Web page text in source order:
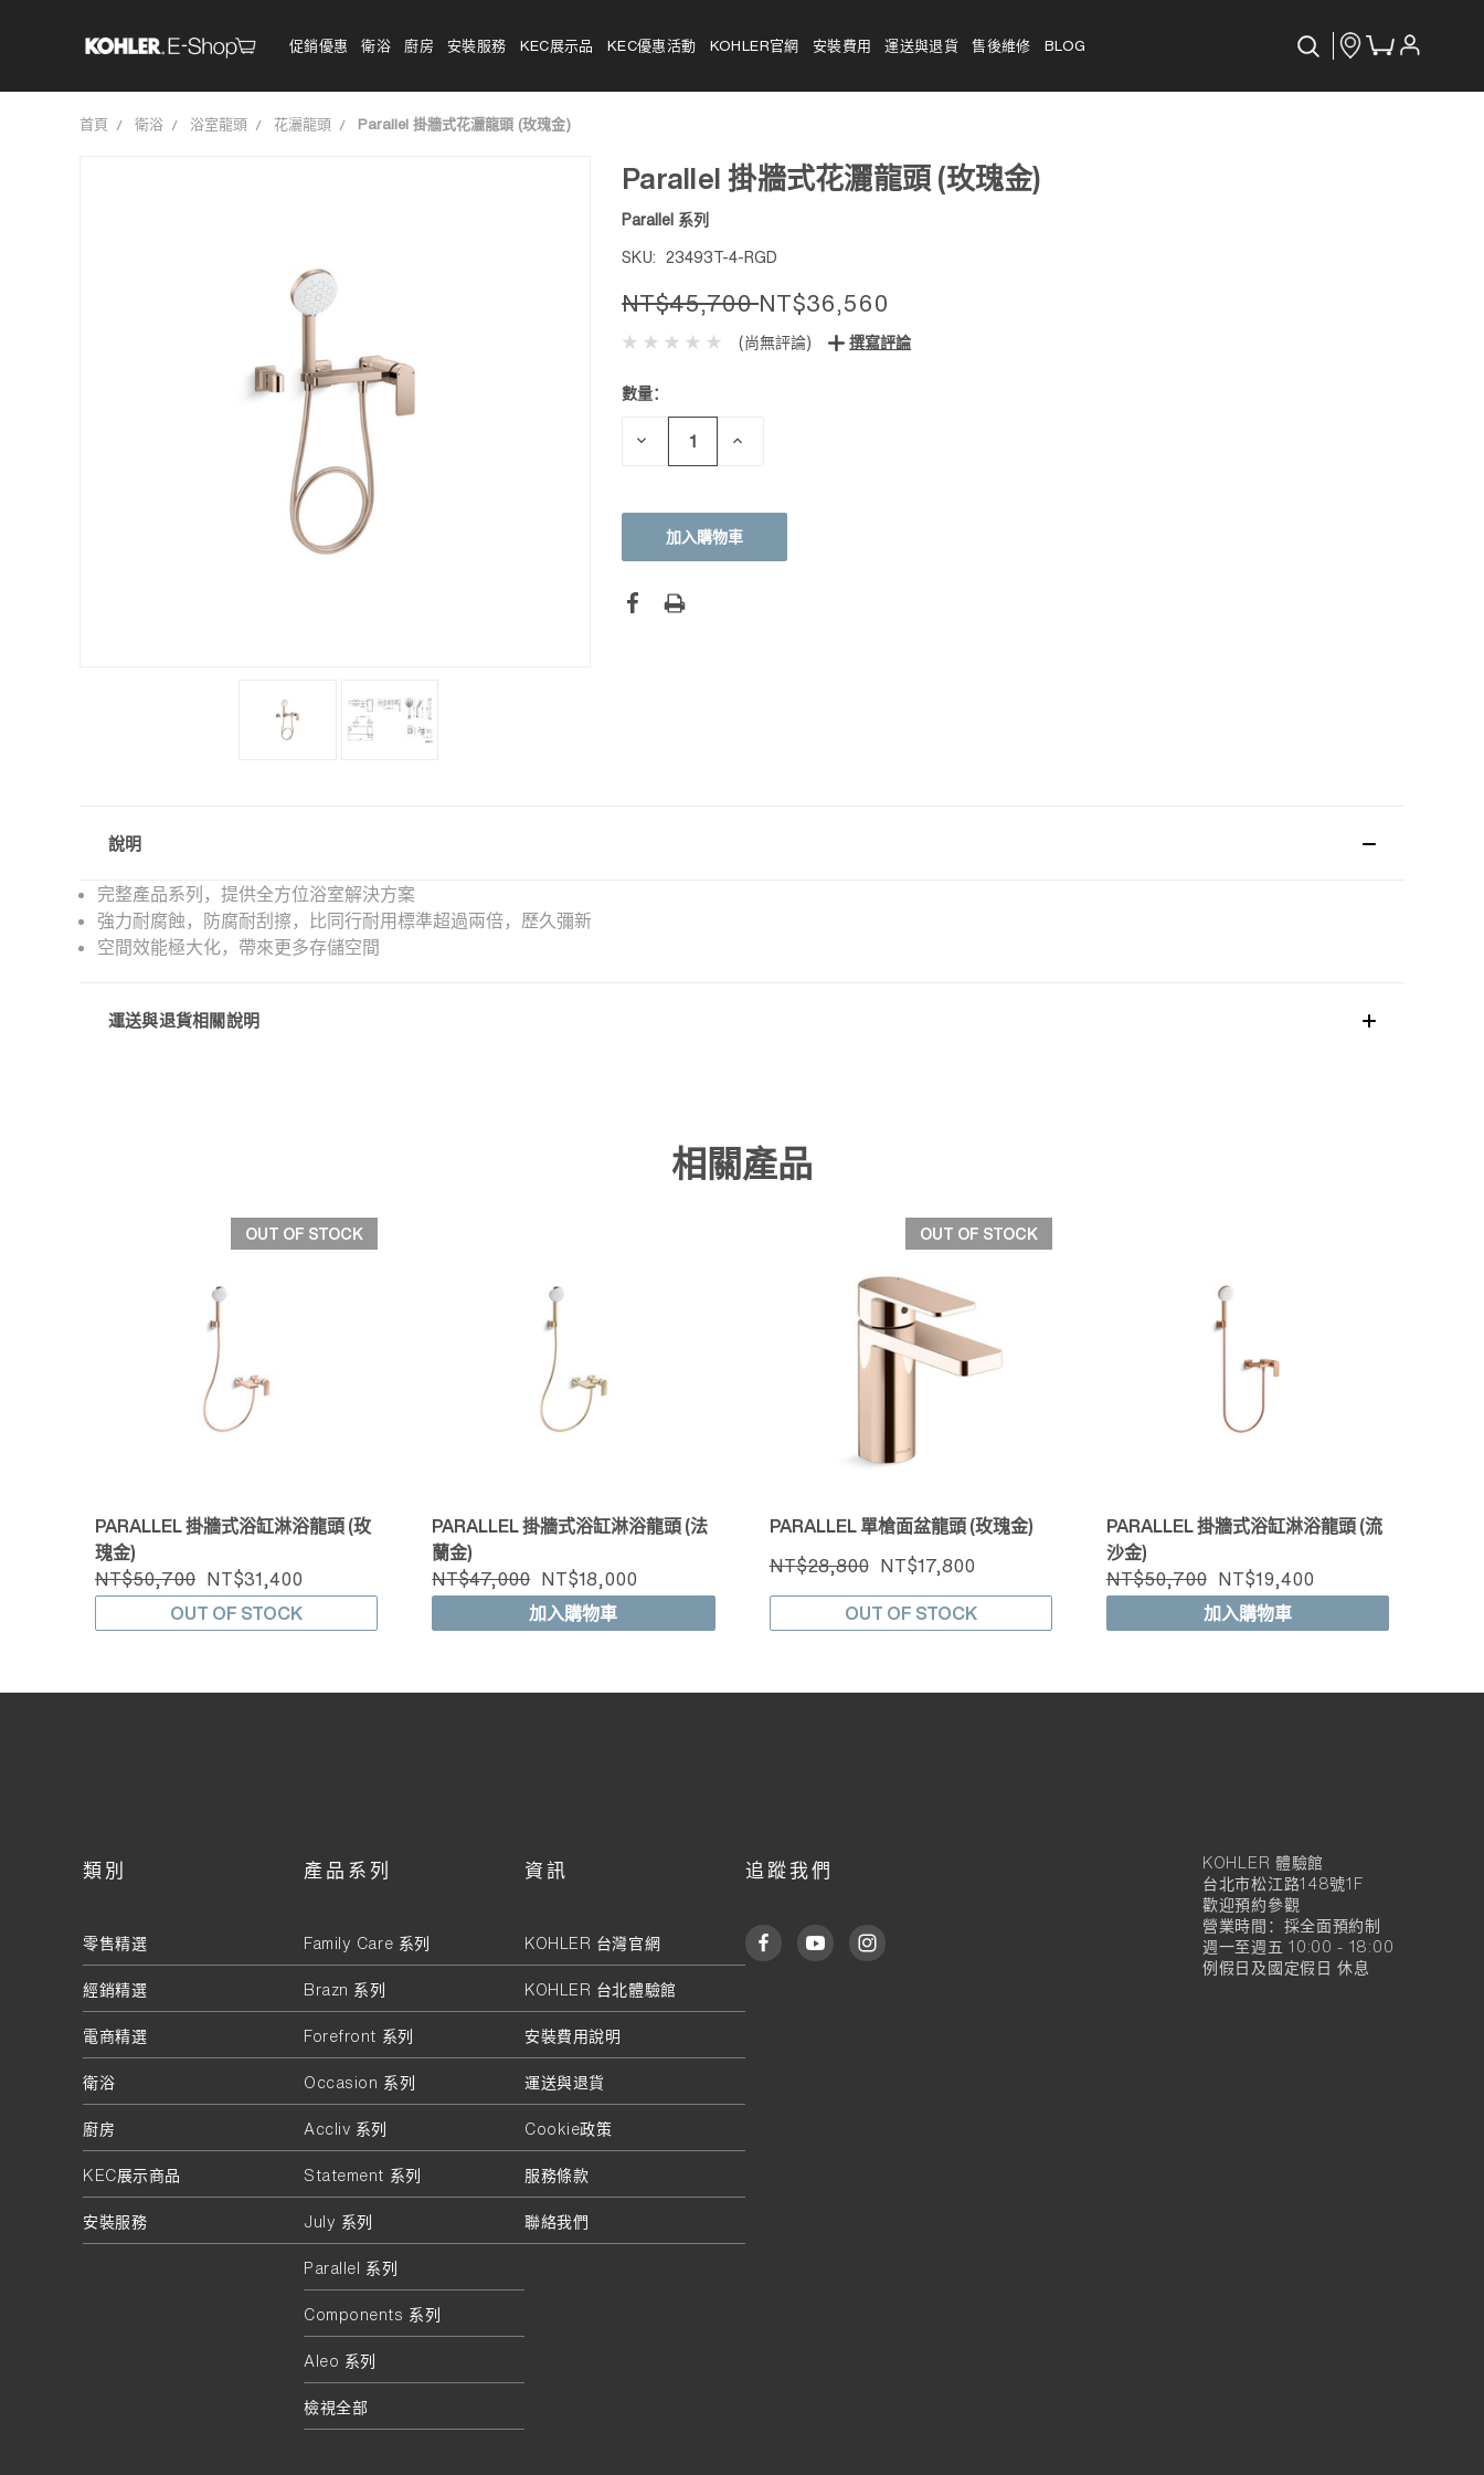
促銷優惠 衛浴 廚房 安裝服務 KEC展示品 KEC優惠活動 KOHLER官網 安裝費用 運送與退貨 售後維修 BLOG
首頁 衛浴 浴室龍頭 花灑龍頭 Parallel 掛牆式花灑龍頭 (玫瑰金)
Parallel 掛牆式花灑龍頭 (玫瑰金)
Parallel 系列
SKU: 23493T-4-RGD
NT$45,700NT$36,560
(尚無評論) 撰寫評論
目前
存：
數量：
增
說明
完整產品系列，提供全方位浴室解決方案
強力耐腐蝕，防腐耐刮擦，比同行耐用標準超過兩倍，歷久彌新
空間效能極大化，帶來更多存儲空間
運送與退貨相關說明
相關產品
OUT OF STOCK
快速檢視
PARALLEL 掛牆式浴缸淋浴龍頭 (玫
瑰金)
NT$50,700 NT$31,400
OUT OF STOCK
快速檢視
PARALLEL 掛牆式浴缸淋浴龍頭 (法
蘭金)
NT$47,000 NT$18,000
加入購物車
OUT OF STOCK
快速檢視
PARALLEL 單槍面盆龍頭 (玫瑰金)
NT$28,800 NT$17,800
OUT OF STOCK
PARALLEL 掛牆式浴缸淋浴龍頭 (流
沙金)
NT$50,700 NT$19,400
加入購物車
類別
零售精選
經銷精選
電商精選
衛浴
廚房
KEC展示商品
安裝服務
產品系列
Family Care 系列
Brazn 系列
Forefront 系列
Occasion 系列
Accliv 系列
Statement 系列
July 系列
Parallel 系列
Components 系列
Aleo 系列
檢視全部
資訊
KOHLER 台灣官網
KOHLER 台北體驗館
安裝費用說明
運送與退貨
Cookie政策
服務條款
聯絡我們
追蹤我們
KOHLER
官
方
旗
KOHLER 體驗館
台北市松江路148號1F
歡迎預約參觀
營業時間：採全面預約制
週一至週五 10:00 - 18:00
例假日及國定假日 休息